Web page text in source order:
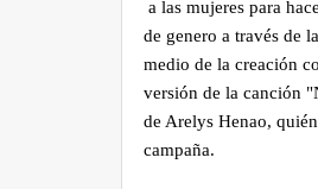
de Responsabilidad
a las mujeres para
de genero a través
medio de la creación